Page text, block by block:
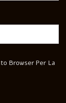
Browser Per La